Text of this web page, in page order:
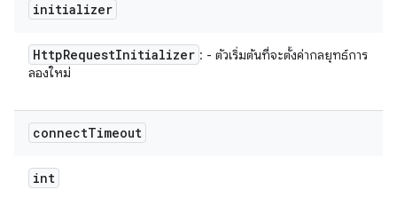
initializer
HttpRequestInitializer : - ตัวเริ่มต้นที่จะตั้งค่ากลยุทธ์การ
ลองใหม่
connectTimeout
int